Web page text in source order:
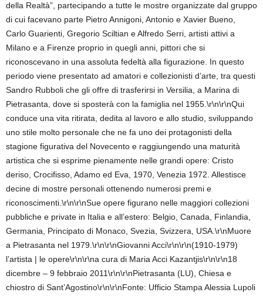
della Realtà”, partecipando a tutte le mostre organizzate dal gruppo
di cui facevano parte Pietro Annigoni, Antonio e Xavier Bueno,
Carlo Guarienti, Gregorio Sciltian e Alfredo Serri, artisti attivi a
Milano e a Firenze proprio in quegli anni, pittori che si
riconoscevano in una assoluta fedeltà alla figurazione. In questo
periodo viene presentato ad amatori e collezionisti d’arte, tra questi
Sandro Rubboli che gli offre di trasferirsi in Versilia, a Marina di
Pietrasanta, dove si sposterà con la famiglia nel 1955.\r\n\r\nQui
conduce una vita ritirata, dedita al lavoro e allo studio, sviluppando
uno stile molto personale che ne fa uno dei protagonisti della
stagione figurativa del Novecento e raggiungendo una maturità
artistica che si esprime pienamente nelle grandi opere: Cristo
deriso, Crocifisso, Adamo ed Eva, 1970, Venezia 1972. Allestisce
decine di mostre personali ottenendo numerosi premi e
riconoscimenti.\r\n\r\nSue opere figurano nelle maggiori collezioni
pubbliche e private in Italia e all’estero: Belgio, Canada, Finlandia,
Germania, Principato di Monaco, Svezia, Svizzera, USA.\r\nMuore
a Pietrasanta nel 1979.\r\n\r\nGiovanni Acci\r\n\r\n(1910-1979)
l’artista | le opere\r\n\r\na cura di Maria Acci Kazantjis\r\n\r\n18
dicembre – 9 febbraio 2011\r\n\r\nPietrasanta (LU), Chiesa e
chiostro di Sant’Agostino\r\n\r\nFonte: Ufficio Stampa Alessia Lupoli